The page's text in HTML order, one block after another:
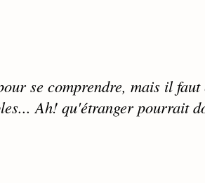
se comprendre, mais il
Ah! qu'étranger pourrait